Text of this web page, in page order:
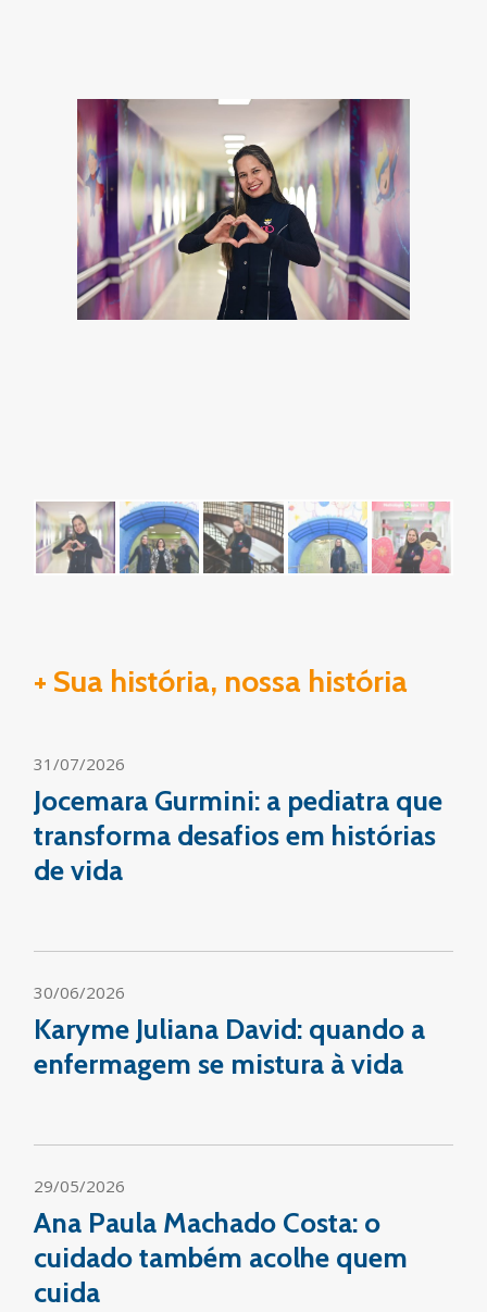
+ Sua história, nossa história
31/07/2026
Jocemara Gurmini: a pediatra que
transforma desafios em histórias
de vida
30/06/2026
Karyme Juliana David: quando a
enfermagem se mistura à vida
29/05/2026
Ana Paula Machado Costa: o
cuidado também acolhe quem
cuida